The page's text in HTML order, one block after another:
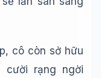
cô còn sở hữu
cười rạng ngời